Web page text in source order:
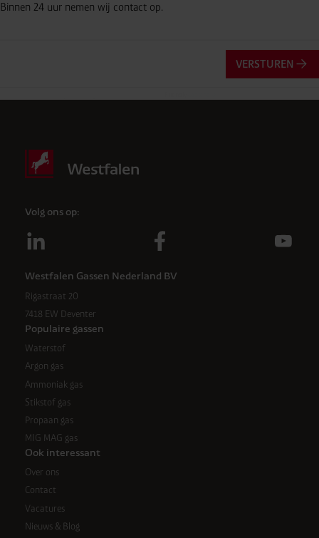
Binnen 24 uur nemen wij contact op.
VERSTUREN
Anti-robotverificatie
Volg ons op:
Westfalen Gassen Nederland BV
Rigastraat 20
7418 EW Deventer
Populaire gassen
Waterstof
Argon gas
Ammoniak gas
Stikstof gas
Propaan gas
MIG MAG gas
Ook interessant
Over ons
Contact
Vacatures
Nieuws & Blog